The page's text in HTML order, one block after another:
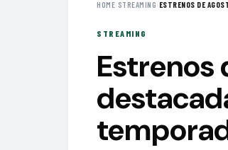
HOME› STREAMING› ESTRENOS DE
STREAMING
Estrenos